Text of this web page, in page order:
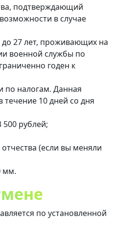
подтверждающий
в случае
до 27 лет, проживающих на
военной службы по
годен к
по налогам. Данная
течение 10 дней со дня
рублей;
(если вы меняли
мм.
по установленной